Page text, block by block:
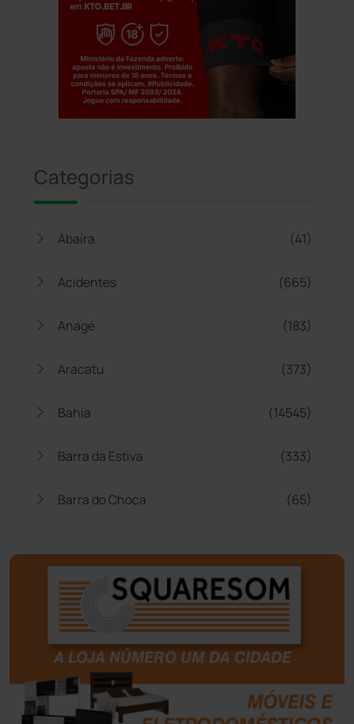
Categorias
Abaíra (41)
Acidentes (665)
Anagé (183)
Aracatu (373)
Bahia (14545)
Barra da Estiva (333)
Barra do Choça (65)
Bom Jesus da Lapa (505)
Boquira (152)
Botuporã
Brasil (7679)